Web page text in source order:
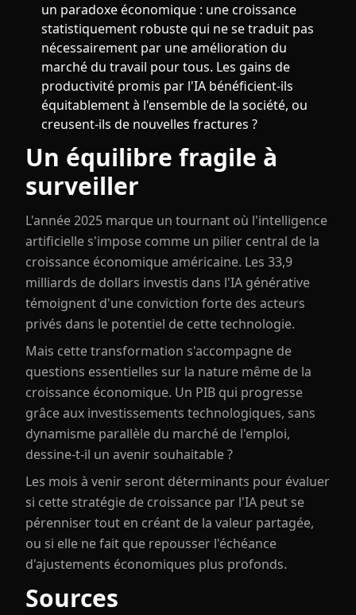
un paradoxe économique : une croissance
statistiquement robuste qui ne se traduit pas
nécessairement par une amélioration du
marché du travail pour tous. Les gains de
productivité promis par l'IA bénéficient-ils
équitablement à l'ensemble de la société, ou
creusent-ils de nouvelles fractures ?
Un équilibre fragile à
surveiller
L'année 2025 marque un tournant où l'intelligence
artificielle s'impose comme un pilier central de la
croissance économique américaine. Les 33,9
milliards de dollars investis dans l'IA générative
témoignent d'une conviction forte des acteurs
privés dans le potentiel de cette technologie.
Mais cette transformation s'accompagne de
questions essentielles sur la nature même de la
croissance économique. Un PIB qui progresse
grâce aux investissements technologiques, sans
dynamisme parallèle du marché de l'emploi,
dessine-t-il un avenir souhaitable ?
Les mois à venir seront déterminants pour évaluer
si cette stratégie de croissance par l'IA peut se
pérenniser tout en créant de la valeur partagée,
ou si elle ne fait que repousser l'échéance
d'ajustements économiques plus profonds.
Sources